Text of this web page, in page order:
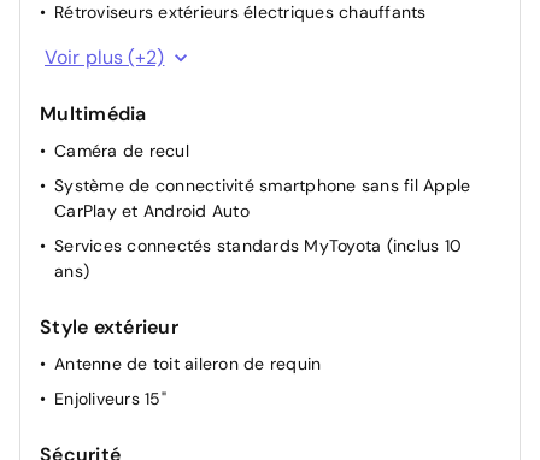
Rétroviseurs extérieurs électriques chauffants
Ciel de toit gris clair
Voir plus (+2)
Multimédia
Caméra de recul
Système de connectivité smartphone sans fil Apple
CarPlay et Android Auto
Services connectés standards MyToyota (inclus 10
ans)
Style extérieur
Antenne de toit aileron de requin
Enjoliveurs 15"
Sécurité